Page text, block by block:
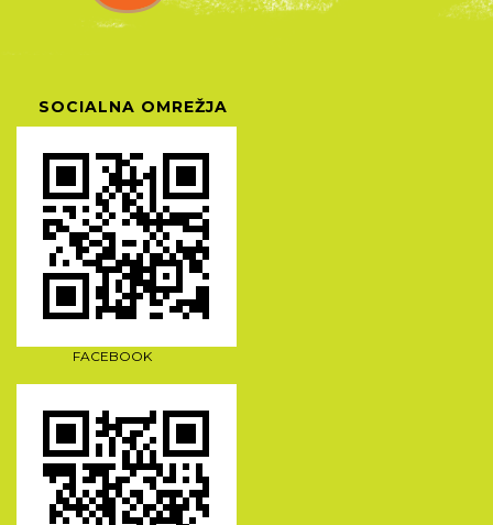
SOCIALNA OMREŽJA
FACEBOOK